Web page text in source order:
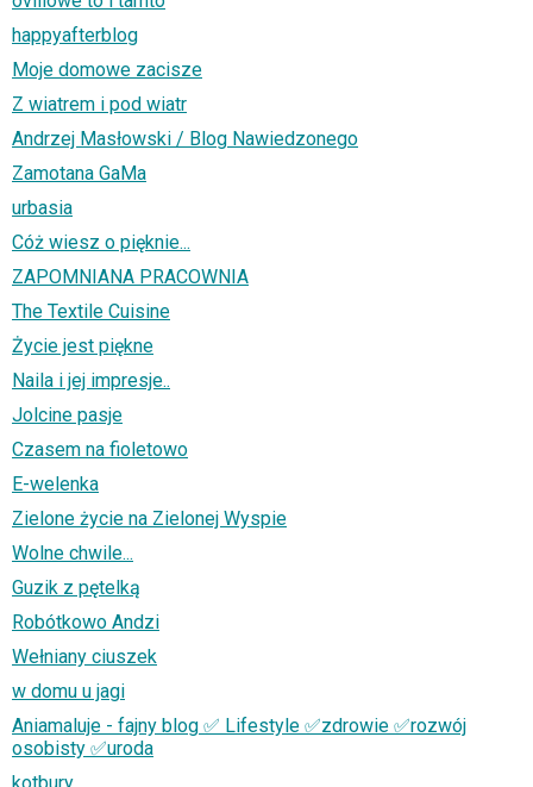
happyafterblog
Moje domowe zacisze
Z wiatrem i pod wiatr
Andrzej Masłowski / Blog Nawiedzonego
Zamotana GaMa
urbasia
Cóż wiesz o pięknie...
ZAPOMNIANA PRACOWNIA
The Textile Cuisine
Życie jest piękne
Naila i jej impresje..
Jolcine pasje
Czasem na fioletowo
E-welenka
Zielone życie na Zielonej Wyspie
Wolne chwile...
Guzik z pętelką
Robótkowo Andzi
Wełniany ciuszek
w domu u jagi
Aniamaluje - fajny blog ✅ Lifestyle ✅zdrowie ✅rozwój
osobisty ✅uroda